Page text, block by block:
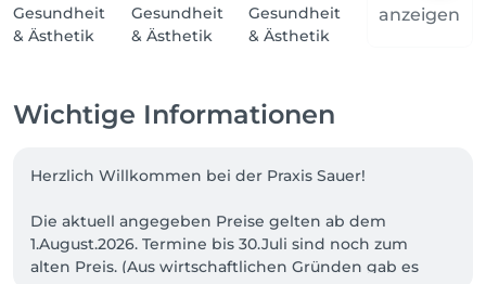
anzeigen
Wichtige Informationen
Herzlich Willkommen bei der Praxis Sauer!
Die aktuell angegeben Preise gelten ab dem
1.August.2026. Termine bis 30.Juli sind noch zum
alten Preis. (Aus wirtschaftlichen Gründen gab es